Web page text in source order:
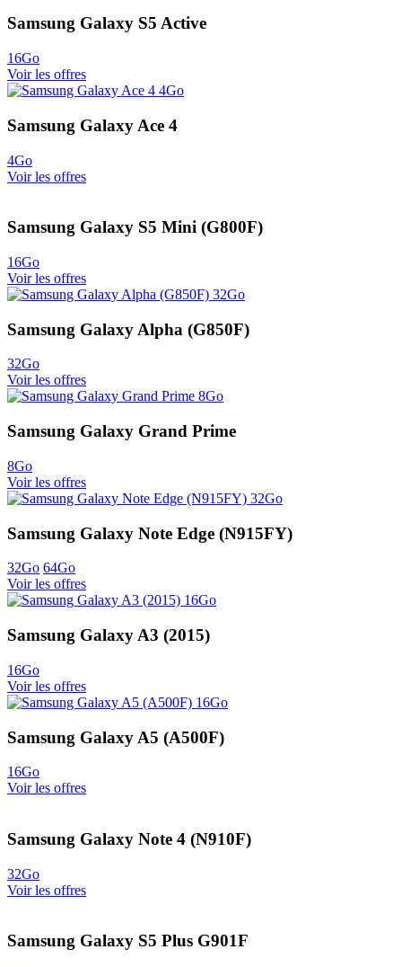
Samsung Galaxy S5 Active
16Go
Voir les offres
Samsung Galaxy Ace 4
4Go
Voir les offres
Samsung Galaxy S5 Mini (G800F)
16Go
Voir les offres
Samsung Galaxy Alpha (G850F)
32Go
Voir les offres
Samsung Galaxy Grand Prime
8Go
Voir les offres
Samsung Galaxy Note Edge (N915FY)
32Go 64Go
Voir les offres
Samsung Galaxy A3 (2015)
16Go
Voir les offres
Samsung Galaxy A5 (A500F)
16Go
Voir les offres
Samsung Galaxy Note 4 (N910F)
32Go
Voir les offres
Samsung Galaxy S5 Plus G901F